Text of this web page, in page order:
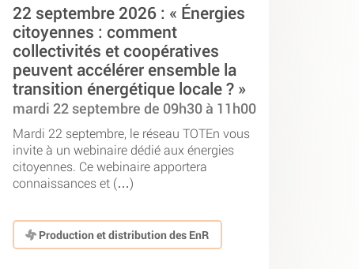
22 septembre 2026 : « Énergies
citoyennes : comment
collectivités et coopératives
peuvent accélérer ensemble la
transition énergétique locale ? »
mardi 22 septembre de 09h30 à 11h00
Mardi 22 septembre, le réseau TOTEn vous
invite à un webinaire dédié aux énergies
citoyennes. Ce webinaire apportera
connaissances et (…)
Production et distribution des EnR